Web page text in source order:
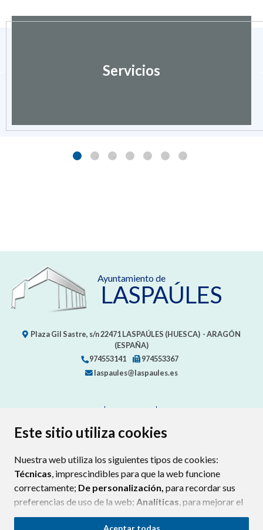
Este sitio utiliza cookies
Nuestra web utiliza los siguientes tipos de cookies:
Técnicas, imprescindibles para que la web funcione
correctamente; De personalización, para recordar sus
preferencias de uso de la web; Analíticas, para mejorar el
funcionamiento de la web y sus servicios.
Aceptar todas
Servicios
Ayuntamiento de
LASPAÚLES
Plaza Gil Sastre, s/n22471LASPAÚLES (HUESCA) - ARAGÓN
(ESPAÑA)
974553141
974553367
laspaules@laspaules.es
PROTECCIÓN DE DATOS
POLÍTICA DE COOKIES